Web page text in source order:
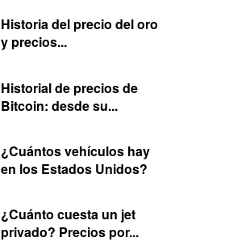
Historia del precio del oro
y precios...
Historial de precios de
Bitcoin: desde su...
¿Cuántos vehículos hay
en los Estados Unidos?
¿Cuánto cuesta un jet
privado? Precios por...